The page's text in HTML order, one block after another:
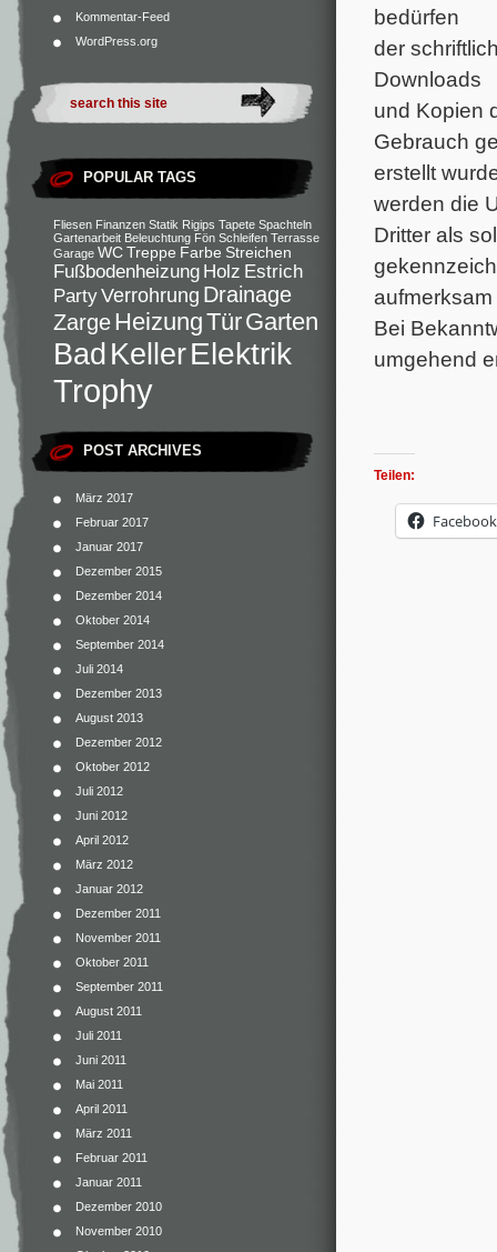
Kommentar-Feed
WordPress.org
POPULAR TAGS
Fliesen Finanzen Statik Rigips Tapete Spachteln
Gartenarbeit Beleuchtung Fön Schleifen Terrasse
Garage WC Treppe Farbe Streichen
Fußbodenheizung Holz Estrich
PartyVerrohrung Drainage
ZargeHeizungTürGarten
Bad KellerElektrik
Trophy
POST ARCHIVES
März 2017
Februar 2017
Januar 2017
Dezember 2015
Dezember 2014
Oktober 2014
September 2014
Juli 2014
Dezember 2013
August 2013
Dezember 2012
Oktober 2012
Juli 2012
Juni 2012
April 2012
März 2012
Januar 2012
Dezember 2011
November 2011
Oktober 2011
September 2011
August 2011
Juli 2011
Juni 2011
Mai 2011
April 2011
März 2011
Februar 2011
Januar 2011
Dezember 2010
November 2010
bedürfen
der
Downloads
und Kopien
Gebrauch
erstellt
werden die
Dritter als
Bei
umgehend
Teilen:
Facebook